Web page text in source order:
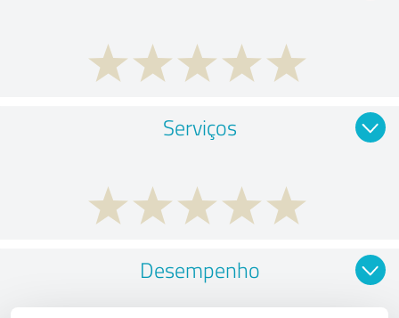
Serviços
Desempenho